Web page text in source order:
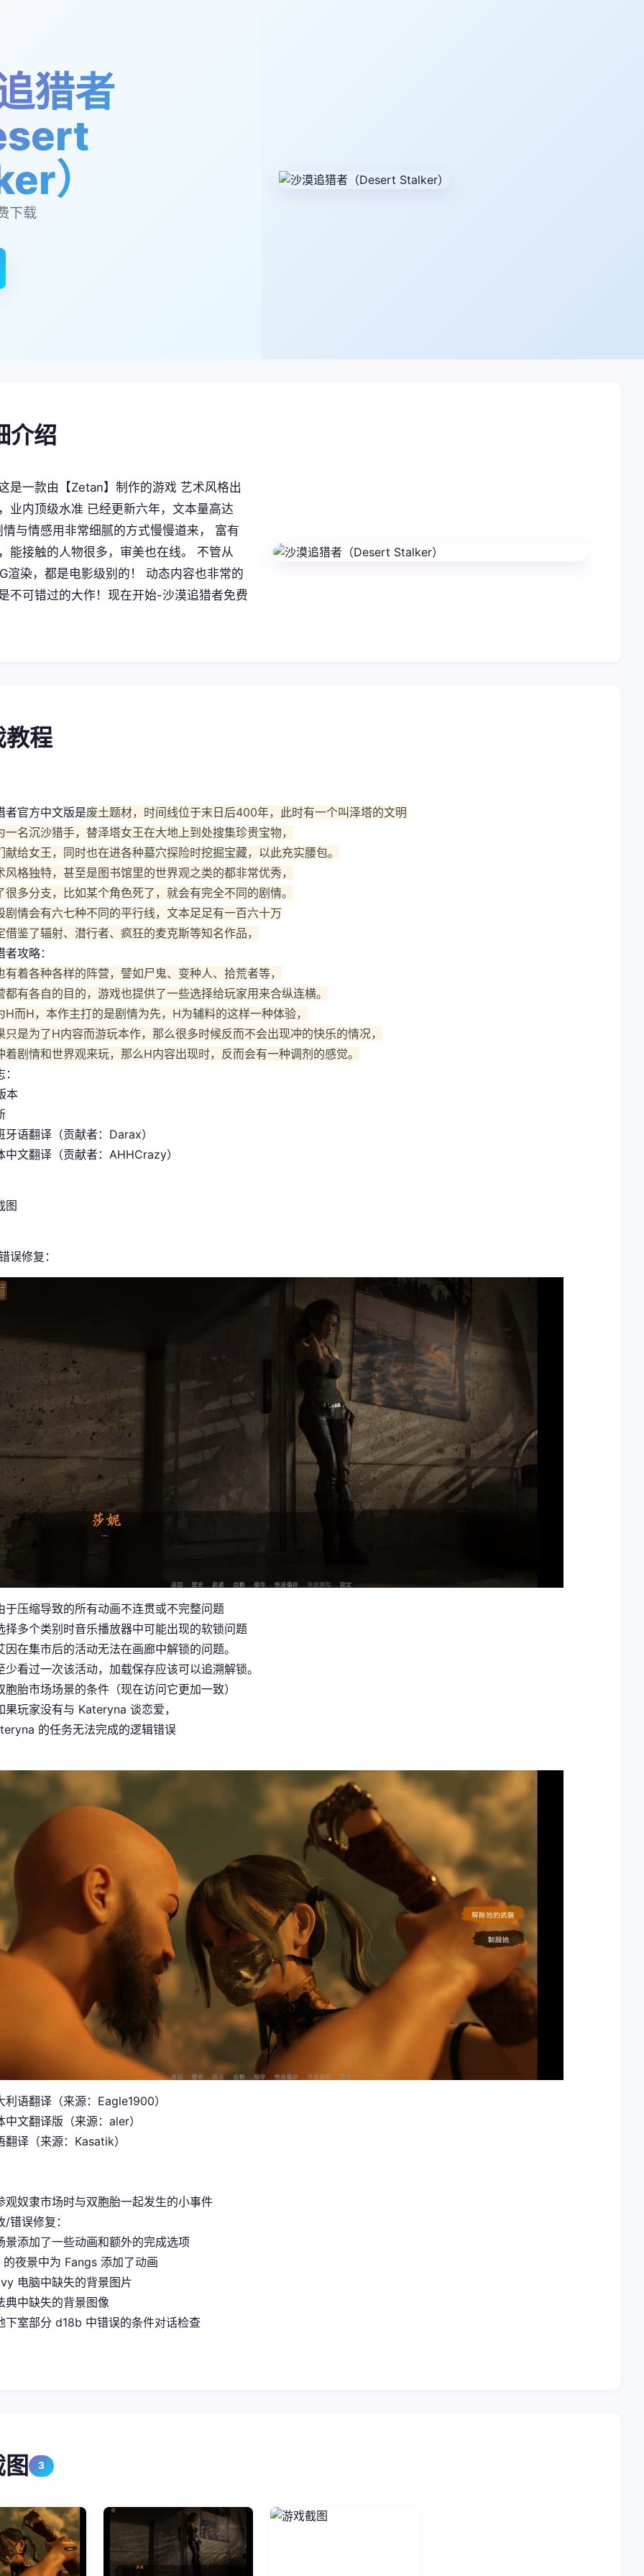
猎者
）
下载
介绍
是一款由【Zetan】制作的游戏 艺术风格出
业内顶级水准 已经更新六年，文本量高达
与情感用非常细腻的方式慢慢道来， 富有
能接触的人物很多，审美也在线。 不管从
渲染，都是电影级别的！ 动态内容也非常的
不可错过的大作！现在开始-沙漠追猎者免费
教程
者官方中文版是废土题材，时间线位于末日后400年，此时有一个叫泽塔的文明
一名沉沙猎手，替泽塔女王在大地上到处搜集珍贵宝物，
献给女王，同时也在进各种墓穴探险时挖掘宝藏，以此充实腰包。
风格独特，甚至是图书馆里的世界观之类的都非常优秀，
很多分支，比如某个角色死了，就会有完全不同的剧情。
剧情会有六七种不同的平行线，文本足足有一百六十万
借鉴了辐射、潜行者、疯狂的麦克斯等知名作品，
攻略：
有着各种各样的阵营，譬如尸鬼、变种人、拾荒者等，
都有各自的目的，游戏也提供了一些选择给玩家用来合纵连横。
H而H，本作主打的是剧情为先，H为辅料的这样一种体验，
只是为了H内容而游玩本作，那么很多时候反而不会出现冲的快乐的情况，
着剧情和世界观来玩，那么H内容出现时，反而会有一种调剂的感觉。
本
牙语翻译（贡献者：Darax）
中文翻译（贡献者：AHHCrazy）
误修复：
于压缩导致的所有动画不连贯或不完整问题
择多个类别时音乐播放器中可能出现的软锁问题
因在集市后的活动无法在画廊中解锁的问题。
少看过一次该活动，加载保存应该可以追溯解锁。
胞胎市场场景的条件（现在访问它更加一致）
果玩家没有与 Kateryna 谈恋爱，
的任务无法完成的逻辑错误
利语翻译（来源：Eagle1900）
中文翻译版（来源：aler）
翻译（来源：Kasatik）
观奴隶市场时与双胞胎一起发生的小事件
错误修复：
景添加了一些动画和额外的完成选项
夜景中为 Fangs 添加了动画
电脑中缺失的背景图片
典中缺失的背景图像
下室部分 d18b 中错误的条件对话检查
3